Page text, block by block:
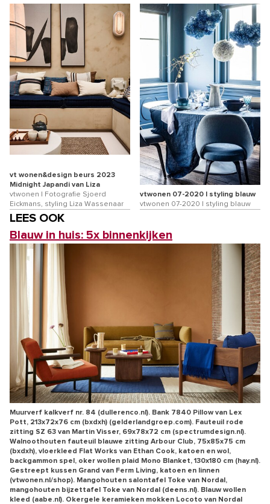
vt wonen&design beurs 2023
Midnight Japandi van Liza
vtwonen | Fotografie Sjoerd
Eickmans, styling Liza Wassenaar
vtwonen 07-2020 | styling blauw
vtwonen 07-2020 | styling blauw
LEES OOK
Blauw in huis: 5x binnenkijken
Muurverf kalkverf nr. 84 (dullerenco.nl). Bank 7840 Pillow van Lex
Pott, 213x72x76 cm (bxdxh) (gelderlandgroep.com). Fauteuil rode
zitting SZ 63 van Martin Visser, 69x78x72 cm (spectrumdesign.nl).
Walnoothouten fauteuil blauwe zitting Arbour Club, 75x85x75 cm
(bxdxh), vloerkleed Flat Works van Ethan Cook, katoen en wol,
backgammon spel, oker wollen plaid Mono Blanket, 130x180 cm (hay.nl).
Gestreept kussen Grand van Ferm Living, katoen en linnen
(vtwonen.nl/shop). Mangohouten salontafel Toke van Nordal,
mangohouten bijzettafel Toke van Nordal (deens.nl). Blauw wollen
kleed (aabe.nl). Okergele keramieken mokken Locoto van Nordal